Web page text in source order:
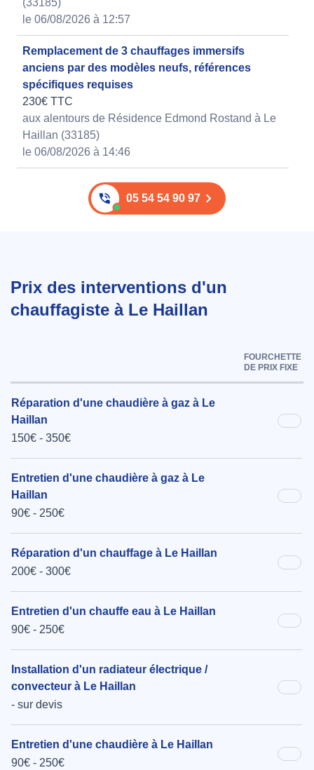
(33185)
le 06/08/2026 à 12:57
Remplacement de 3 chauffages immersifs
anciens par des modèles neufs, références
spécifiques requises
230€ TTC
aux alentours de Résidence Edmond Rostand à Le
Haillan (33185)
le 06/08/2026 à 14:46
05 54 54 90 97
Prix des interventions d'un
chauffagiste à Le Haillan
FOURCHETTE
DE PRIX FIXE
Réparation d'une chaudière à gaz à Le
Haillan
150€ - 350€
Entretien d'une chaudière à gaz à Le
Haillan
90€ - 250€
Réparation d'un chauffage à Le Haillan
200€ - 300€
Entretien d'un chauffe eau à Le Haillan
90€ - 250€
Installation d'un radiateur électrique /
convecteur à Le Haillan
- sur devis
Entretien d'une chaudière à Le Haillan
90€ - 250€